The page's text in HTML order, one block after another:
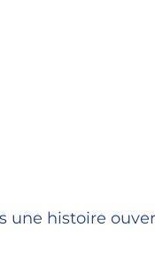
une histoire